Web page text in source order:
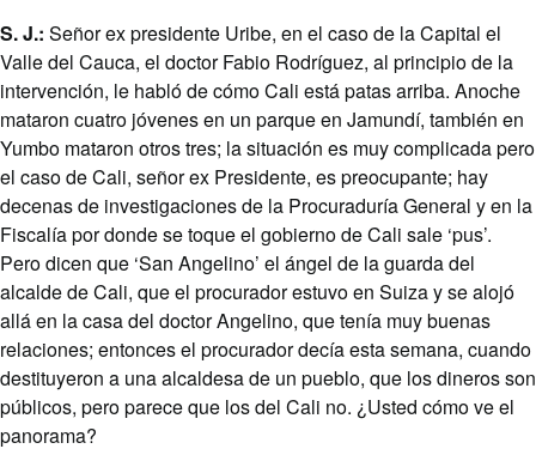
S. J.: Señor ex presidente Uribe, en el caso de la Capital el
Valle del Cauca, el doctor Fabio Rodríguez, al principio de la
intervención, le habló de cómo Cali está patas arriba. Anoche
mataron cuatro jóvenes en un parque en Jamundí, también en
Yumbo mataron otros tres; la situación es muy complicada pero
el caso de Cali, señor ex Presidente, es preocupante; hay
decenas de investigaciones de la Procuraduría General y en la
Fiscalía por donde se toque el gobierno de Cali sale ‘pus’.
Pero dicen que ‘San Angelino’ el ángel de la guarda del
alcalde de Cali, que el procurador estuvo en Suiza y se alojó
allá en la casa del doctor Angelino, que tenía muy buenas
relaciones; entonces el procurador decía esta semana, cuando
destituyeron a una alcaldesa de un pueblo, que los dineros son
públicos, pero parece que los del Cali no. ¿Usted cómo ve el
panorama?